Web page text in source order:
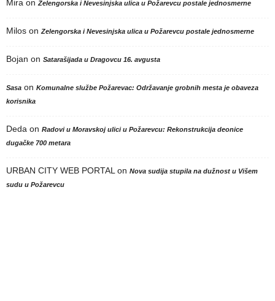
Mira on Zelengorska i Nevesinjska ulica u Požarevcu postale jednosmerne
Milos on Zelengorska i Nevesinjska ulica u Požarevcu postale jednosmerne
Bojan on Satarašijada u Dragovcu 16. avgusta
Sasa on Komunalne službe Požarevac: Održavanje grobnih mesta je obaveza
korisnika
Deda on Radovi u Moravskoj ulici u Požarevcu: Rekonstrukcija deonice
dugačke 700 metara
URBAN CITY WEB PORTAL on Nova sudija stupila na dužnost u Višem
sudu u Požarevcu